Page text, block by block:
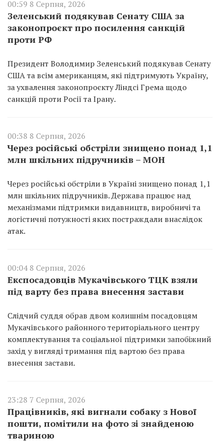
00:59 8 Серпня, 2026
Зеленський подякував Сенату США за
законопроєкт про посилення санкцій
проти РФ
Президент Володимир Зеленський подякував Сенату
США та всім американцям, які підтримують Україну,
за ухвалення законопроєкту Ліндсі Грема щодо
санкцій проти Росії та Ірану.
00:38 8 Серпня, 2026
Через російські обстріли знищено понад 1,1
млн шкільних підручників – МОН
Через російські обстріли в Україні знищено понад 1,1
млн шкільних підручників. Держава працює над
механізмами підтримки видавництв, виробничі та
логістичні потужності яких постраждали внаслідок
атак.
00:04 8 Серпня, 2026
Експосадовців Мукачівського ТЦК взяли
під варту без права внесення застави
Слідчий суддя обрав двом колишнім посадовцям
Мукачівського районного територіального центру
комплектування та соціальної підтримки запобіжний
захід у вигляді тримання під вартою без права
внесення застави.
23:28 7 Серпня, 2026
Працівників, які вигнали собаку з Нової
пошти, помітили на фото зі знайденою
твариною